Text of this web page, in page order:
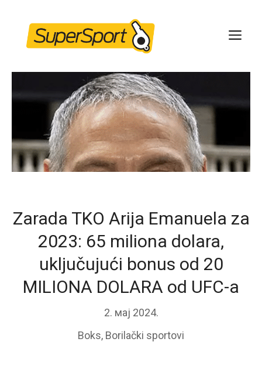
content
Zarada TKO Arija Emanuela za
2023: 65 miliona dolara,
uključujući bonus od 20
MILIONA DOLARA od UFC-a
2. мај 2024.
Boks, Borilački sportovi